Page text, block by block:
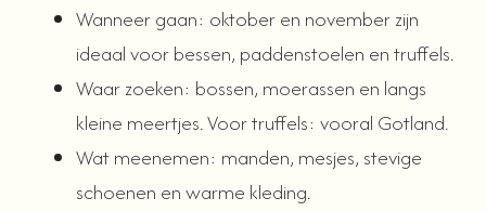
Wanneer gaan: oktober en november zijn
ideaal voor bessen, paddenstoelen en truffels.
Waar zoeken: bossen, moerassen en langs
kleine meertjes. Voor truffels: vooral Gotland.
Wat meenemen: manden, mesjes, stevige
schoenen en warme kleding.